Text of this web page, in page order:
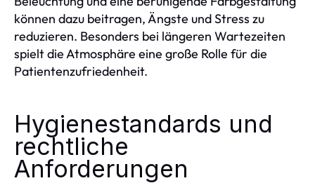
können dazu beitragen, Ängste und Stress zu
reduzieren. Besonders bei längeren Wartezeiten
spielt die Atmosphäre eine große Rolle für die
Patientenzufriedenheit.
Hygienestandards und
rechtliche
Anforderungen